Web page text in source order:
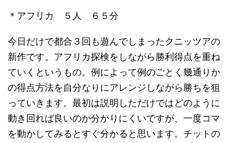
＊アフリカ ５人 ６５分
今日だけで都合３回も遊んでしまったクニッツアの
新作です。アフリカ探検をしながら勝利得点を重ね
ていくというもの。例によって例のごとく幾通りか
の得点方法を自分なりにアレンジしながら勝ちを狙
っていきます。最初は説明しただけではどのように
動き回れば良いのか分かりにくいですが、一度コマ
を動かしてみるとすぐ分かると思います。チットの